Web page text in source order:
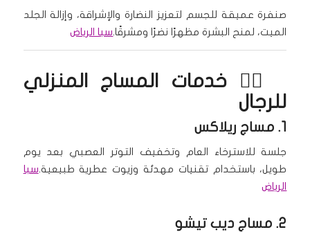
صنفرة عميقة للجسم لتعزيز النضارة والإشراقة، وإزالة الجلد
الميت، لمنح البشرة مظهرًا نضرًا ومشرقًا.سبا الرياض
🧖‍♂️ خدمات
المساج المنزلي
للرجال
1. مساج ريلاكس
جلسة للاسترخاء العام وتخفيف التوتر العصبي بعد يوم
طويل، باستخدام تقنيات مهدئة وزيوت عطرية طبيعية.سبا
الرياض
2. مساج ديب تيشو